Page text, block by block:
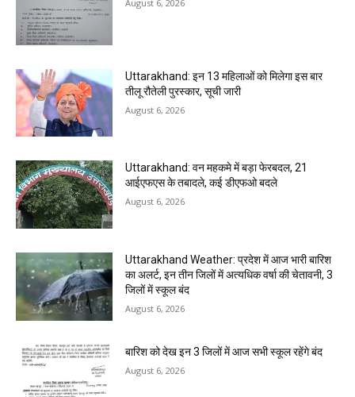
August 6, 2026
Uttarakhand: इन 13 महिलाओं को मिलेगा इस बार
तीलू रौतेली पुरस्कार, सूची जारी
August 6, 2026
Uttarakhand: वन महकमे में बड़ा फेरबदल, 21
आईएफएस के तबादले, कई डीएफओ बदले
August 6, 2026
Uttarakhand Weather: प्रदेश में आज भारी बारिश
का अलर्ट, इन तीन जिलों में अत्यधिक वर्षा की चेतावनी, 3
जिलों में स्कूल बंद
August 6, 2026
बारिश को देख इन 3 जिलों में आज सभी स्कूल रहेंगे बंद
August 6, 2026